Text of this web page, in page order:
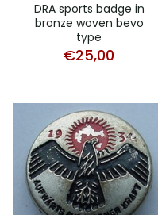
DRA sports badge in
bronze woven bevo
type
€25,00